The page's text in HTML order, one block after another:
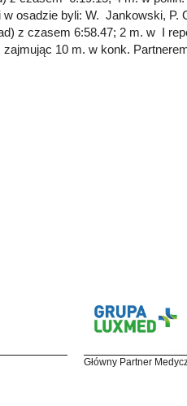
osadzie byli: W. Jankowski, P.
z czasem 6:58.47; 2 m. w I
10 m. w konk.
Główny Partner